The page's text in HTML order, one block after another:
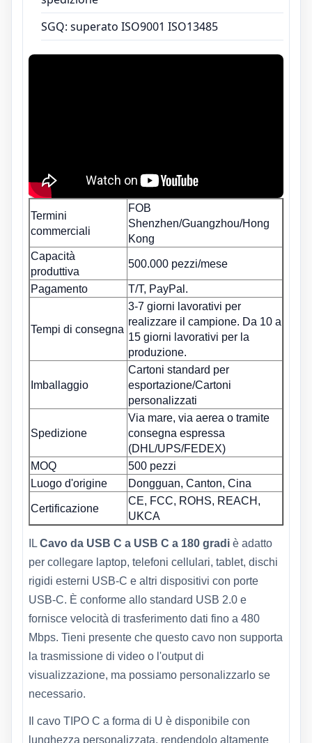
SGQ: superato ISO9001 ISO13485
Termini
commerciali
FOB
Shenzhen/Guangzhou/Hong
Kong
Capacità
produttiva
500.000 pezzi/mese
Pagamento T/T, PayPal.
Tempi di consegna
3-7 giorni lavorativi per
realizzare il campione. Da 10 a
15 giorni lavorativi per la
produzione.
Imballaggio
Cartoni standard per
esportazione/Cartoni
personalizzati
Spedizione
Via mare, via aerea o tramite
consegna espressa
(DHL/UPS/FEDEX)
MOQ
500 pezzi
Luogo d'origine
Dongguan, Canton, Cina
Certificazione
CE, FCC, ROHS, REACH,
UKCA
ILCavo da USB C a USB C a 180 gradi è adatto
per collegare laptop, telefoni cellulari, tablet, dischi
rigidi esterni USB-C e altri dispositivi con porte
USB-C. È conforme allo standard USB 2.0 e
fornisce velocità di trasferimento dati fino a 480
Mbps. Tieni presente che questo cavo non supporta
la trasmissione di video o l'output di
visualizzazione, ma possiamo personalizzarlo se
necessario.
Il cavo TIPO C a forma di U è disponibile con
lunghezza personalizzata, rendendolo altamente